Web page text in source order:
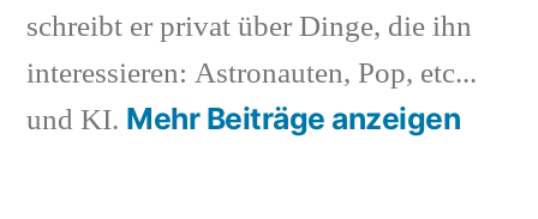
schreibt er privat über Dinge, die ihn
interessieren: Astronauten, Pop, etc...
und KI. Mehr Beiträge anzeigen